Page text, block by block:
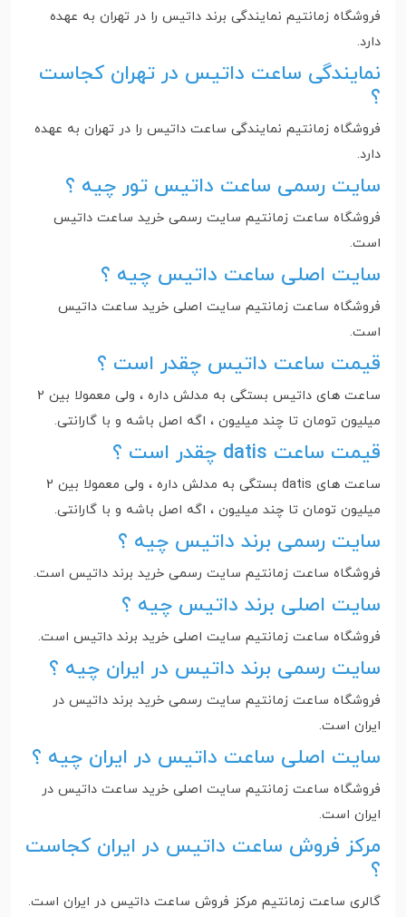
فروشگاه زمانتیم نمایندگی برند داتیس را در تهران به عهده
دارد‌.
نمایندگی ساعت داتیس در تهران کجاست
؟
فروشگاه زمانتیم نمایندگی ساعت داتیس را در تهران به عهده
دارد‌.
سایت رسمی ساعت داتیس تور چیه ؟
فروشگاه ساعت زمانتیم سایت رسمی خرید ساعت داتیس
است.
سایت اصلی ساعت داتیس چیه ؟
فروشگاه ساعت زمانتیم سایت اصلی خرید ساعت داتیس
است.
قیمت ساعت داتیس چقدر است ؟
ساعت های داتیس بستگی به مدلش داره ، ولی معمولا بین 2
میلیون تومان تا چند میلیون ، اگه اصل باشه و با گارانتی.
قیمت ساعت datis چقدر است ؟
ساعت های datis بستگی به مدلش داره ، ولی معمولا بین 2
میلیون تومان تا چند میلیون ، اگه اصل باشه و با گارانتی.
سایت رسمی برند داتیس چیه ؟
فروشگاه ساعت زمانتیم سایت رسمی خرید برند داتیس است.
سایت اصلی برند داتیس چیه ؟
فروشگاه ساعت زمانتیم سایت اصلی خرید برند داتیس است.
سایت رسمی برند داتیس در ایران چیه ؟
فروشگاه ساعت زمانتیم سایت رسمی خرید برند داتیس در
ایران است‌.
سایت اصلی ساعت داتیس در ایران چیه ؟
فروشگاه ساعت زمانتیم سایت اصلی خرید ساعت داتیس در
ایران است‌.
مرکز فروش ساعت داتیس در ایران کجاست
؟
گالری ساعت زمانتیم مرکز فروش ساعت داتیس در ایران است‌.